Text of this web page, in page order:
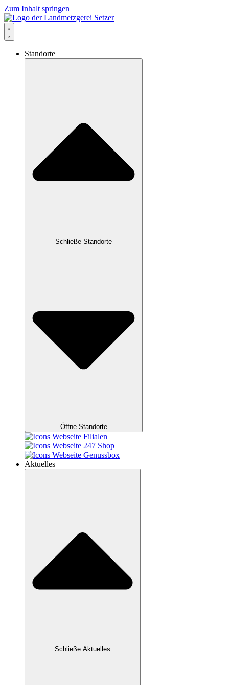
Zum Inhalt springen
Standorte
Schließe Standorte
Öffne Standorte
Aktuelles
Schließe Aktuelles